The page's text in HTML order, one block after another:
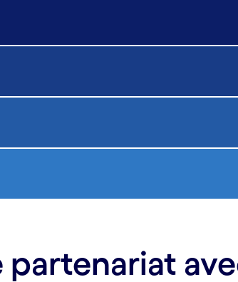
partenariat